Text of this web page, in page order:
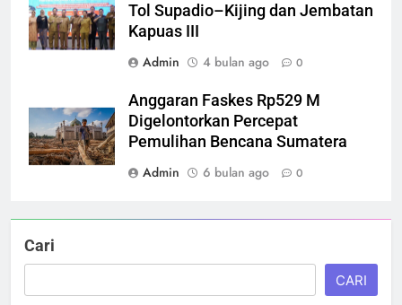
Tol Supadio–Kijing dan Jembatan
Kapuas III
Admin
4 bulan ago 0
Anggaran Faskes Rp529 M
Digelontorkan Percepat
Pemulihan Bencana Sumatera
Admin
6 bulan ago 0
Cari
CARI